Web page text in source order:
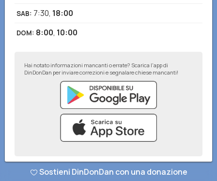
SAB: 7:30, 18:00
DOM: 8:00, 10:00
Hai notato informazioni mancanti o errate? Scarica l'app di
DinDonDan per inviare correzioni e segnalare chiese mancanti!
© DinDonDan App 2026–Privacy Policy–Inserisci sul tuo sito web
Sostieni DinDonDan con una donazione